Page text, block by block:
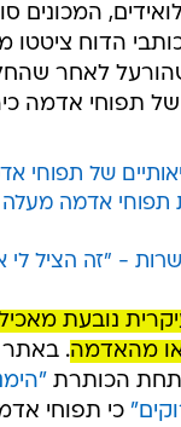
המכונים
הדוח ציטטו
לאחר
של תפוחי אדמה
תפוחי אדמה מעלה
- "זה הציל לי
נובעת
מהאדמה.
תחת הכותרת
כי ​תפוחי